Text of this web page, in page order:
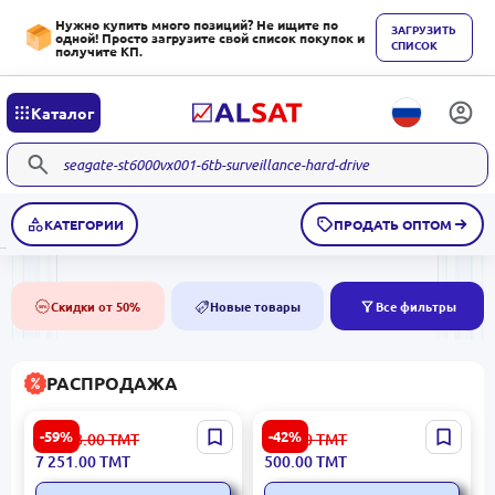
Нужно купить много позиций? Не ищите по
одной! Просто загрузите свой список покупок и
получите КП.
ЗАГРУЗИТЬ
СПИСОК
Каталог
КАТЕГОРИИ ПРОДАТЬ ОПТОМ
50% Скидки от 50% NEW Новые товары Все фильтры
РАСПРОДАЖА
-59%
SENTA 83001 KONSOL |
Промышленная консоль
Прочная конструкция
17 948.00ТМТ
7 251.00ТМТ
-42%
HIKVISION DS-
2CV2U21FD-IW | IP-камера
2Мп 32ГБ Wi-Fi
875.00ТМТ
500.00ТМТ